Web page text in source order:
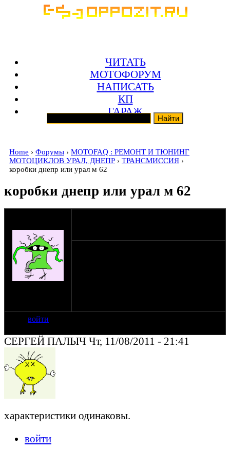
ЧИТАТЬ
МОТОФОРУМ
НАПИСАТЬ
КП
ГАРАЖ
Home › Форумы › MOTOFAQ : РЕМОНТ И ТЮНИНГ
МОТОЦИКЛОВ УРАЛ, ДНЕПР › ТРАНСМИССИЯ ›
коробки днепр или урал м 62
коробки днепр или урал м 62
войти
СЕРГЕЙ ПАЛЫЧ Чт, 11/08/2011 - 21:41
характеристики одинаковы.
войти